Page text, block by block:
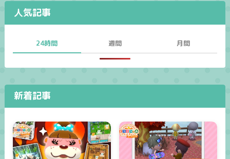
人気記事
24時間 週間 月間
新着記事